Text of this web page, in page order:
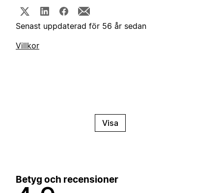
Senast uppdaterad för 56 år sedan
Villkor
Visa
Betyg och recensioner